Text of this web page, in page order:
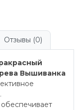
Отзывы (0)
Вышиванка